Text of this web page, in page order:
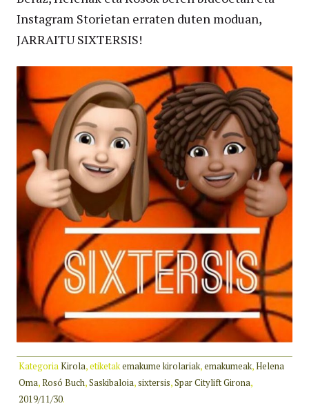
Instagram Storietan erraten duten moduan,
JARRAITU SIXTERSIS!
KategoriaKirola, etiketakemakume kirolariak,emakumeak,Helena
Oma,Rosó Buch,Saskibaloia,sixtersis,Spar Citylift Girona,
2019/11/30.